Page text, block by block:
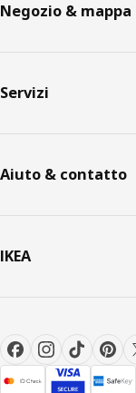
Negozio & mappa
Servizi
Aiuto & contatto
IKEA